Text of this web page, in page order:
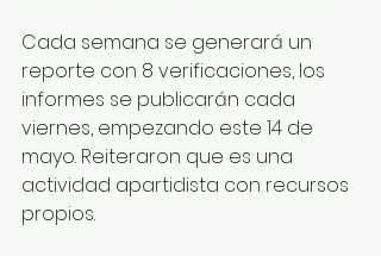
Cada semana se generará un
reporte con 8 verificaciones, los
informes se publicarán cada
viernes, empezando este 14 de
mayo. Reiteraron que es una
actividad apartidista con recursos
propios.